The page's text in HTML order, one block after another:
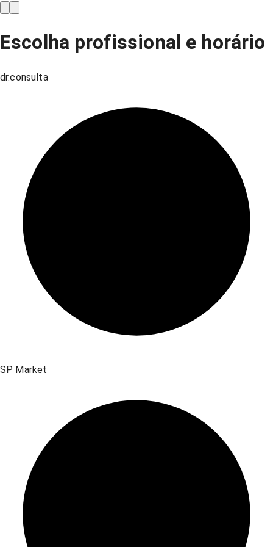
Escolha profissional e horário
dr.consulta
SP Market